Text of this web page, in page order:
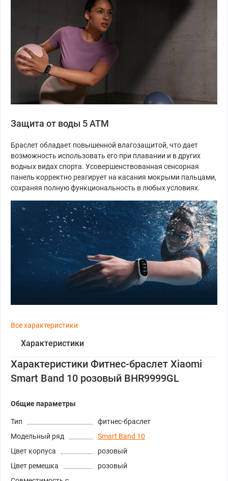
Защита от воды 5 ATM
Браслет обладает повышенной влагозащитой, что дает
возможность использовать его при плавании и в других
водных видах спорта. Усовершенствованная сенсорная
панель корректно реагирует на касания мокрыми пальцами,
сохраняя полную функциональность в любых условиях.
Все характеристики
Характеристики
Характеристики Фитнес-браслет Xiaomi
Smart Band 10 розовый BHR9999GL
Общие параметры
Тип
фитнес-браслет
Модельный ряд
Smart Band 10
Цвет корпуса
розовый
Цвет ремешка
розовый